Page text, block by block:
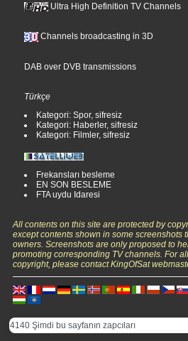
Ultra High Definition TV Channels
Channels broadcasting in 3D
DAB over DVB transmissions
Türkçe
Kategori: Spor, sifresiz
Kategori: Haberler, sifresiz
Kategori: Filmler, sifresiz
Frekansları besleme
EN SON BESLEME
FTA uydu Idaresi
All contents on this site are protected by
except contents shown in some screenshots
owners. Screenshots are only proposed to
promoting corresponding TV channels. For
copyright, please contact KingOfSat
4140 Şimdi bu sayfanın zapcıları